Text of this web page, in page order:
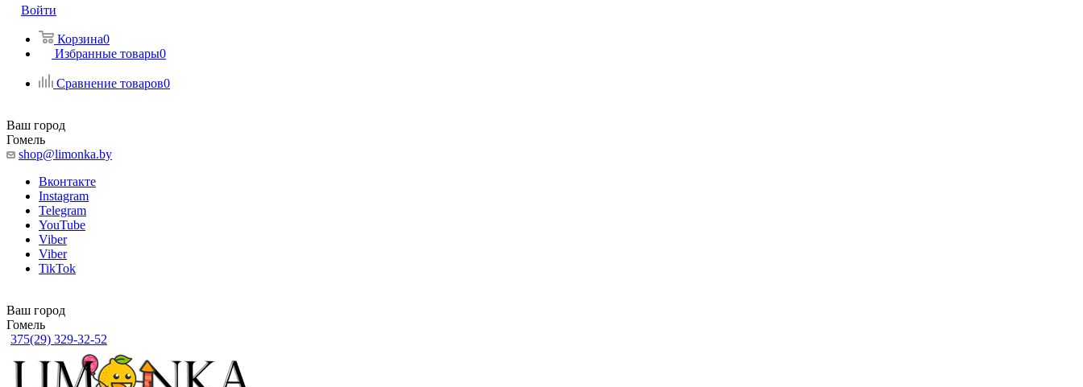
Войти
Корзина0
Избранные товары0
Сравнение товаров0
Ваш город
Гомель
shop@limonka.by
Вконтакте
Instagram
Telegram
YouTube
Viber
Viber
TikTok
Ваш город
Гомель
375(29) 329-32-52